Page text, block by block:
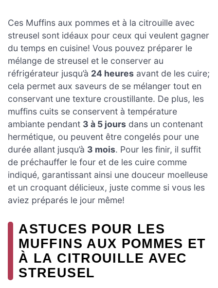
Ces Muffins aux pommes et à la citrouille avec
streusel sont idéaux pour ceux qui veulent gagner
du temps en cuisine! Vous pouvez préparer le
mélange de streusel et le conserver au
réfrigérateur jusqu’à 24 heures avant de les cuire;
cela permet aux saveurs de se mélanger tout en
conservant une texture croustillante. De plus, les
muffins cuits se conservent à température
ambiante pendant 3 à 5 jours dans un contenant
hermétique, ou peuvent être congelés pour une
durée allant jusqu’à 3 mois. Pour les finir, il suffit
de préchauffer le four et de les cuire comme
indiqué, garantissant ainsi une douceur moelleuse
et un croquant délicieux, juste comme si vous les
aviez préparés le jour même!
ASTUCES POUR LES
MUFFINS AUX POMMES ET
À LA CITROUILLE AVEC
STREUSEL